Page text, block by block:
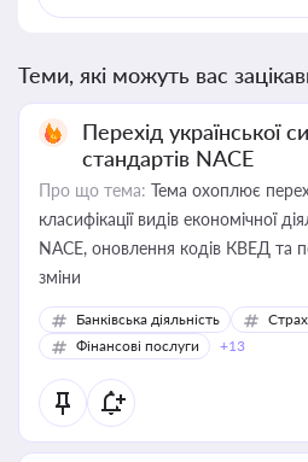
Теми, які можуть вас
Перехід української
стандартів NACE
Про що тема: Тема охоплює
класифікації видів економічної
NACE, оновлення кодів КВЕД та
зміни
Банківська діяльність
Фінансові послуги
+13